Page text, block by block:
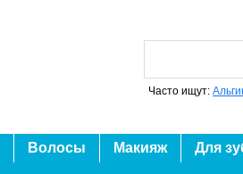
Часто ищут:
Волосы Макияж Для